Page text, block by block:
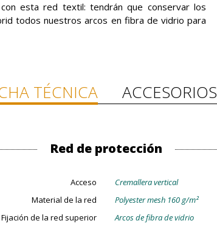
esta red textil: tendrán que conservar los
todos nuestros arcos en fibra de vidrio para
TÉCNICA ACCESORIOS
Red de protección
Acceso
Cremallera vertical
Material de la red
Polyester mesh 160 g/m²
Fijación de la red superior
Arcos de fibra de vidrio